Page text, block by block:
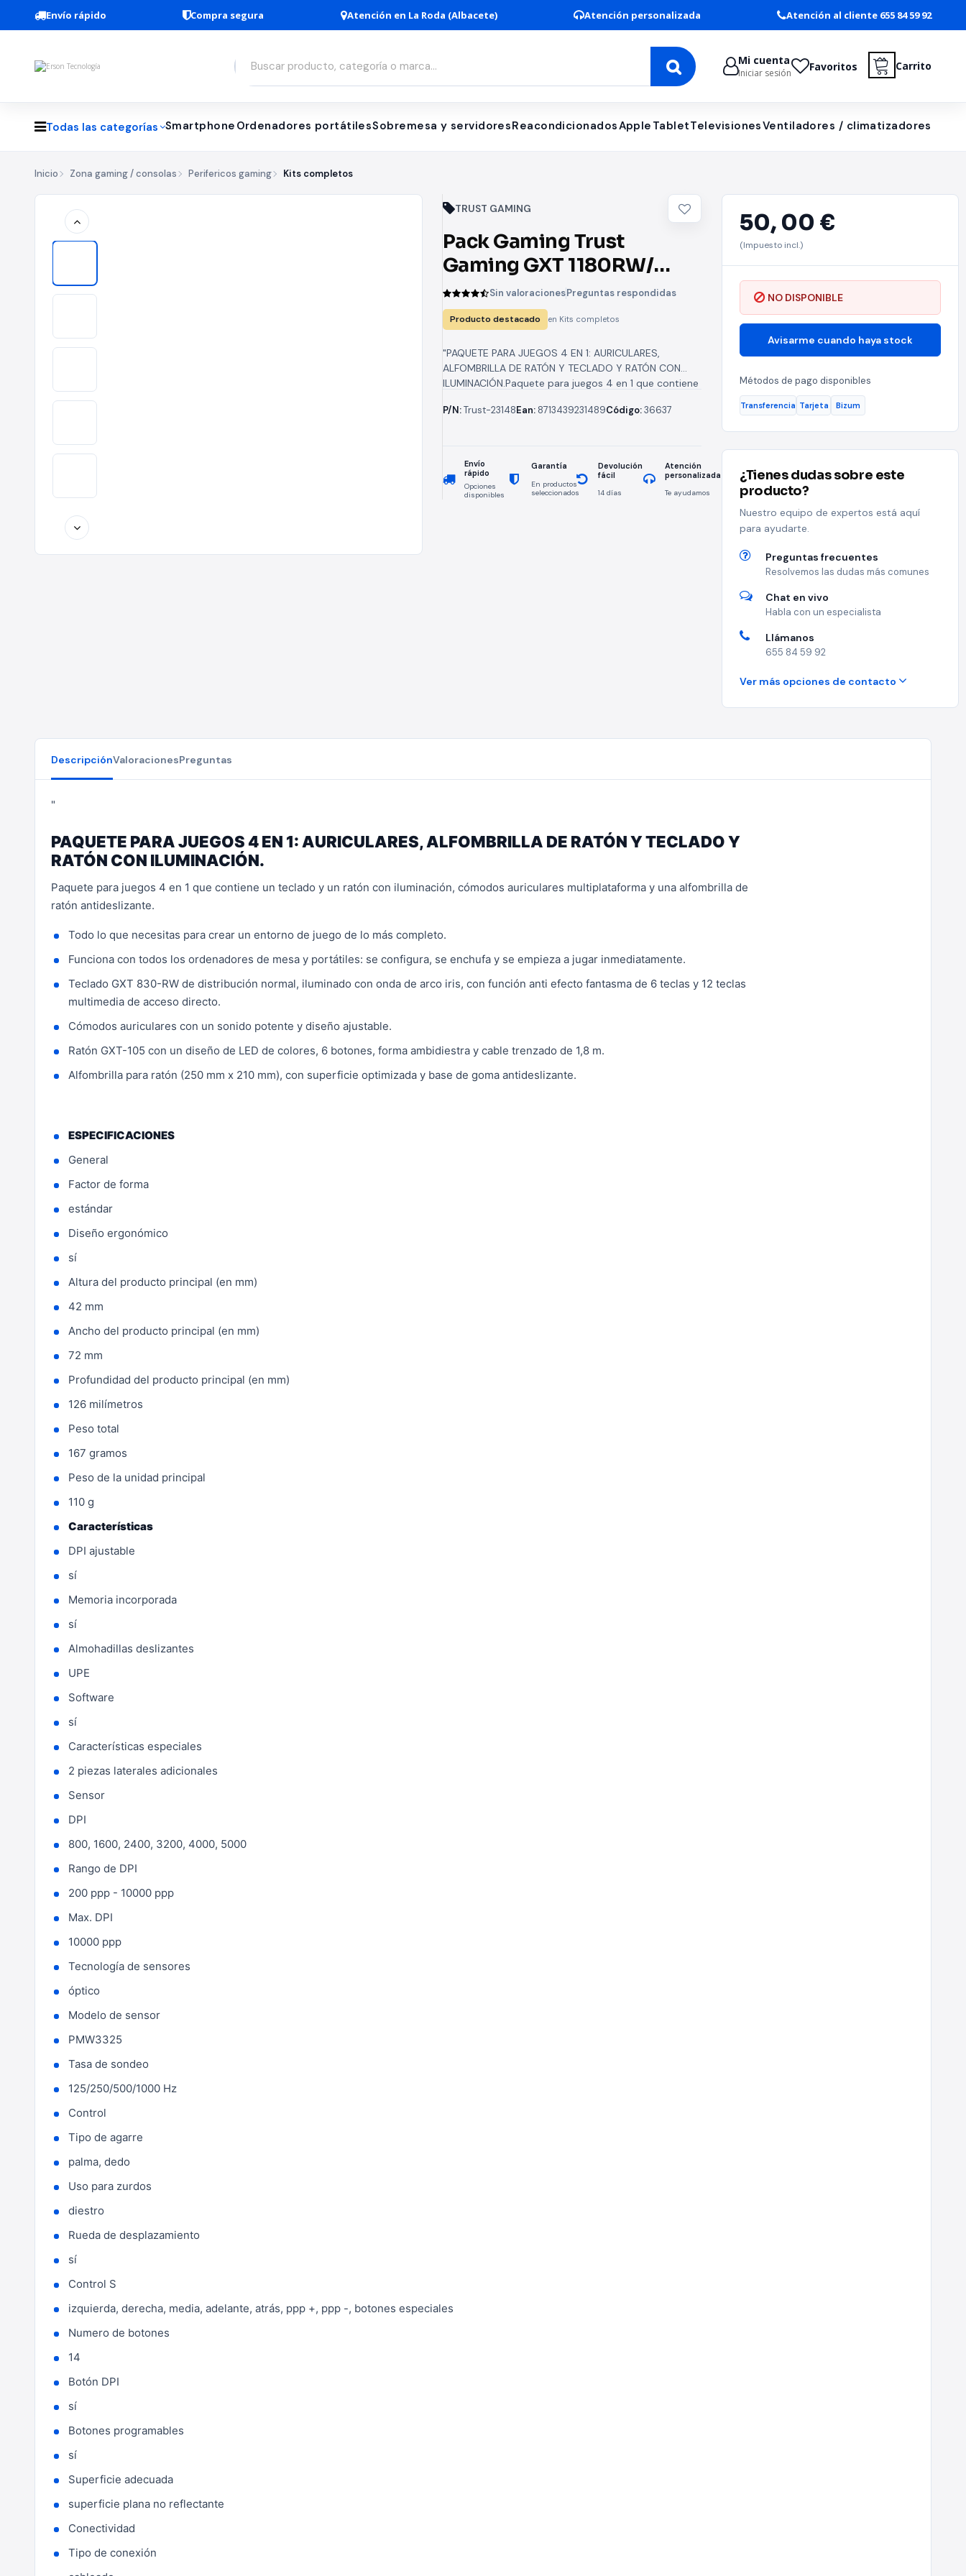
Envío rápido Compra segura Atención en La Roda (Albacete) Atención personalizada Atención al cliente 655 84 59 92
Mi cuenta
Iniciar sesión Favoritos Carrito
Todas las categorías Smartphone Ordenadores portátilesSobremesa y servidoresReacondicionadosApple TabletTelevisionesVentiladores / climatizadores
Inicio Zona gaming / consolas Perifericos gaming Kits completos
TRUST GAMING
Pack Gaming Trust
Gaming GXT 1180RW/
Teclado GXT 830-RW +
Ratón GXT 105 +
Auriculares + Alfombrilla
Sin valoracionesPreguntas respondidas
Producto destacado en Kits completos
"PAQUETE PARA JUEGOS 4 EN 1: AURICULARES,
ALFOMBRILLA DE RATÓN Y TECLADO Y RATÓN CON
ILUMINACIÓN.Paquete para juegos 4 en 1 que contiene
P/N:Trust-23148Ean: 8713439231489Código:36637
Envío
rápido
Opciones
disponibles
Garantía
En productos
seleccionados
Devolución
fácil
14 días
Atención
personalizada
Te ayudamos
50, 00 €
(Impuesto incl.)
NO DISPONIBLE
Avisarme cuando haya stock
Métodos de pago disponibles
Transferencia Tarjeta Bizum
¿Tienes dudas sobre este
producto?
Nuestro equipo de expertos está aquí
para ayudarte.
Preguntas frecuentes
Resolvemos las dudas más comunes
Chat en vivo
Habla con un especialista
Llámanos
655 84 59 92
Ver más opciones de contacto
DescripciónValoracionesPreguntas
"
PAQUETE PARA JUEGOS 4 EN 1: AURICULARES, ALFOMBRILLA DE RATÓN Y TECLADO Y
RATÓN CON ILUMINACIÓN.
Paquete para juegos 4 en 1 que contiene un teclado y un ratón con iluminación, cómodos auriculares multiplataforma y una alfombrilla de
ratón antideslizante.
Todo lo que necesitas para crear un entorno de juego de lo más completo.
Funciona con todos los ordenadores de mesa y portátiles: se configura, se enchufa y se empieza a jugar inmediatamente.
Teclado GXT 830-RW de distribución normal, iluminado con onda de arco iris, con función anti efecto fantasma de 6 teclas y 12 teclas
multimedia de acceso directo.
Cómodos auriculares con un sonido potente y diseño ajustable.
Ratón GXT-105 con un diseño de LED de colores, 6 botones, forma ambidiestra y cable trenzado de 1,8 m.
Alfombrilla para ratón (250 mm x 210 mm), con superficie optimizada y base de goma antideslizante.
ESPECIFICACIONES
General
Factor de forma
estándar
Diseño ergonómico
sí
Altura del producto principal (en mm)
42 mm
Ancho del producto principal (en mm)
72 mm
Profundidad del producto principal (en mm)
126 milímetros
Peso total
167 gramos
Peso de la unidad principal
110 g
Características
DPI ajustable
sí
Memoria incorporada
sí
Almohadillas deslizantes
UPE
Software
sí
Características especiales
2 piezas laterales adicionales
Sensor
DPI
800, 1600, 2400, 3200, 4000, 5000
Rango de DPI
200 ppp - 10000 ppp
Max. DPI
10000 ppp
Tecnología de sensores
óptico
Modelo de sensor
PMW3325
Tasa de sondeo
125/250/500/1000 Hz
Control
Tipo de agarre
palma, dedo
Uso para zurdos
diestro
Rueda de desplazamiento
sí
Control S
izquierda, derecha, media, adelante, atrás, ppp +, ppp -, botones especiales
Numero de botones
14
Botón DPI
sí
Botones programables
sí
Superficie adecuada
superficie plana no reflectante
Conectividad
Tipo de conexión